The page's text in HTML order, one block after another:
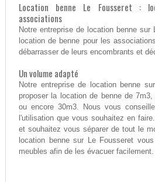
Location benne Le Fousseret :
associations
Notre entreprise de location benne sur
location de benne pour les
débarrasser de leurs encombrants et
Un volume adapté
Notre entreprise de location benne
proposer la location de benne de
ou encore 30m3. Nous vous
l'utilisation que vous souhaitez en
et souhaitez vous séparer de tout le
location benne sur Le Fousseret
meubles afin de les évacuer facilement.